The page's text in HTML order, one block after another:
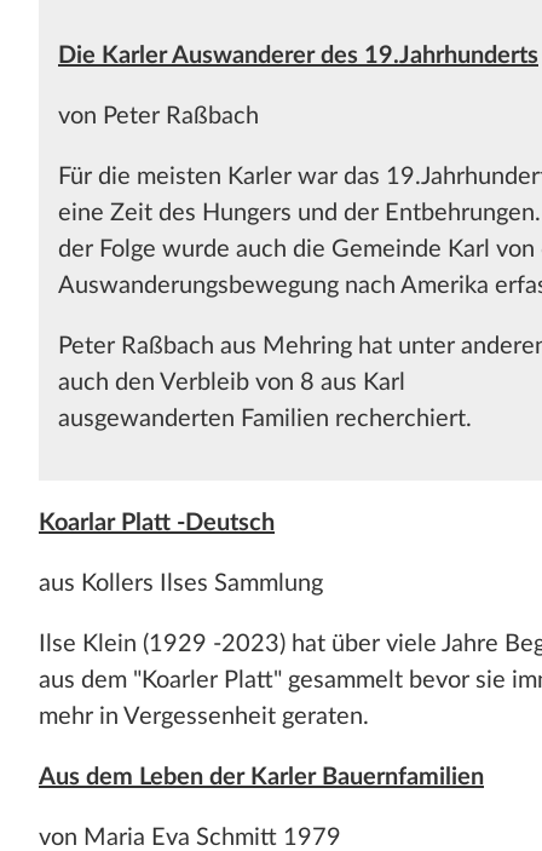
Die Karler Auswanderer des 19.Jahrhunderts
von Peter Raßbach
Für die meisten Karler war das
eine Zeit des Hungers und der
der Folge wurde auch die Gemeinde Karl von
Auswanderungsbewegung nach Amerika
Peter Raßbach aus Mehring hat unter
auch den Verbleib von 8 aus Karl
ausgewanderten Familien recherchiert.
Koarlar Platt -Deutsch
aus Kollers Ilses Sammlung
Ilse Klein (1929 -2023) hat über viele Jahre
aus dem "Koarler Platt" gesammelt bevor sie
mehr in Vergessenheit geraten.
Aus dem Leben der Karler Bauernfamilien
von Maria Eva Schmitt 1979